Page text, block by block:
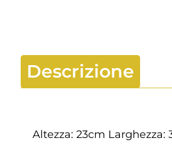
Descrizione
Altezza: 23cm Larghezza: